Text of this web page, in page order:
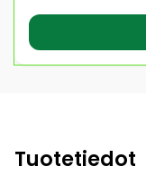
Tuotetiedot